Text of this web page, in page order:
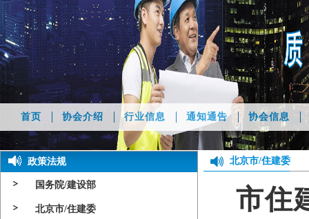
首页 协会介绍 行业信息 通知通告 协会信息
政策法规
国务院/建设部
北京市/住建委
北京市/住建委
市住